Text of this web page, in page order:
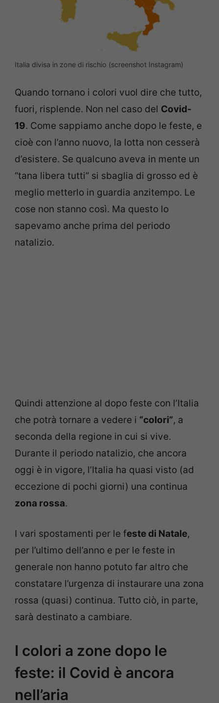
Italia divisa in zone di rischio (screenshot Instagram)
Quando tornano i colori vuol dire che tutto,
fuori, risplende. Non nel caso del Covid-
19. Come sappiamo anche dopo le feste, e
cioè con l’anno nuovo, la lotta non cesserà
d’esistere. Se qualcuno aveva in mente un
“tana libera tutti” si sbaglia di grosso ed è
meglio metterlo in guardia anzitempo. Le
cose non stanno così. Ma questo lo
sapevamo anche prima del periodo
natalizio.
Quindi attenzione al dopo feste con l’Italia
che potrà tornare a vedere i “colori”, a
seconda della regione in cui si vive.
Durante il periodo natalizio, che ancora
oggi è in vigore, l’Italia ha quasi visto (ad
eccezione di pochi giorni) una continua
zona rossa.
I vari spostamenti per le feste di Natale,
per l’ultimo dell’anno e per le feste in
generale non hanno potuto far altro che
constatare l’urgenza di instaurare una zona
rossa (quasi) continua. Tutto ciò, in parte,
sarà destinato a cambiare.
I colori a zone dopo le
feste: il Covid è ancora
nell’aria